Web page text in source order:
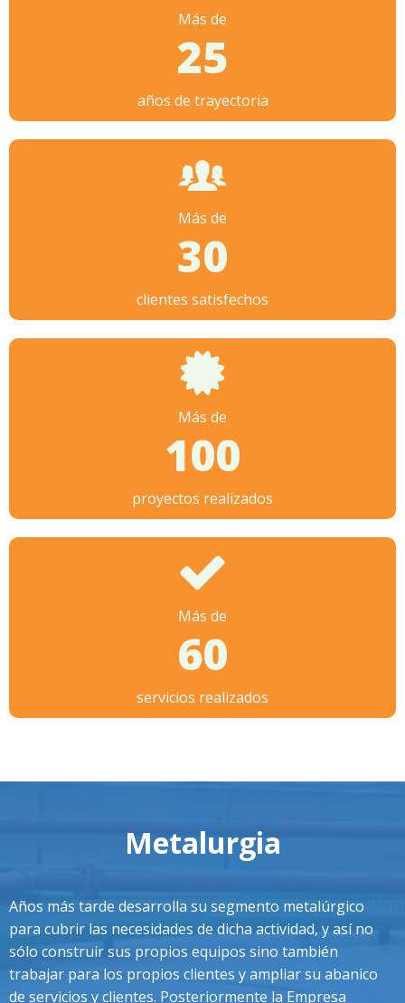
Más de
25
años de trayectoria
Más de
30
clientes satisfechos
Más de
100
proyectos realizados
Más de
60
servicios realizados
Metalurgia
Años más tarde desarrolla su segmento metalúrgico
para cubrir las necesidades de dicha actividad, y así no
sólo construir sus propios equipos sino también
trabajar para los propios clientes y ampliar su abanico
de servicios y clientes. Posteriormente la Empresa